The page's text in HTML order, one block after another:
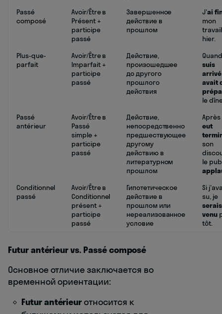
Passé
composé
Avoir/Être в
Présent +
participe
passé
Завершенное
действие в
прошлом
J'ai
mon
travail
hier.
Plus-que-
parfait
Avoir/Être в
Imparfait +
participe
passé
Действие,
произошедшее
до другого
прошлого
действия
suis
arrivé
avait
le
Passé
antérieur
Avoir/Être в
Passé
simple +
participe
passé
Действие,
непосредственно
предшествующее
другому
действию в
литературном
прошлом
eut
son
le
Conditionnel
passé
Avoir/Être в
Conditionnel
présent +
participe
passé
Гипотетическое
действие в
прошлом или
нереализованное
условие
Si
su, je
serais
venu
tôt.
Futur antérieur vs. Passé composé
Основное отличие заключается во
временной ориентации:
Futur antérieurотносится к